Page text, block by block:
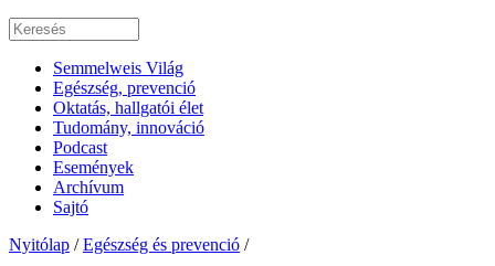
Semmelweis Világ
Egészség, prevenció
Oktatás, hallgatói élet
Tudomány, innováció
Podcast
Események
Archívum
Sajtó
Nyitólap / Egészség és prevenció /